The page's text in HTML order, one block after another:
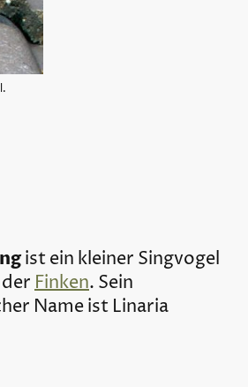
ist ein kleiner Singvogel
Finken. Sein
Name ist Linaria